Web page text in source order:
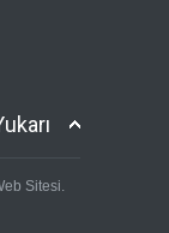
Sitesi.